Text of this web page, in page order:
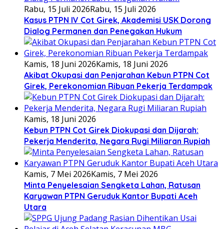
Rabu, 15 Juli 2026Rabu, 15 Juli 2026
Kasus PTPN IV Cot Girek, Akademisi USK Dorong
Dialog Permanen dan Penegakan Hukum
Kamis, 18 Juni 2026Kamis, 18 Juni 2026
Akibat Okupasi dan Penjarahan Kebun PTPN Cot
Girek, Perekonomian Ribuan Pekerja Terdampak
Kamis, 18 Juni 2026
Kebun PTPN Cot Girek Diokupasi dan Dijarah:
Pekerja Menderita, Negara Rugi Miliaran Rupiah
Kamis, 7 Mei 2026Kamis, 7 Mei 2026
Minta Penyelesaian Sengketa Lahan, Ratusan
Karyawan PTPN Geruduk Kantor Bupati Aceh
Utara